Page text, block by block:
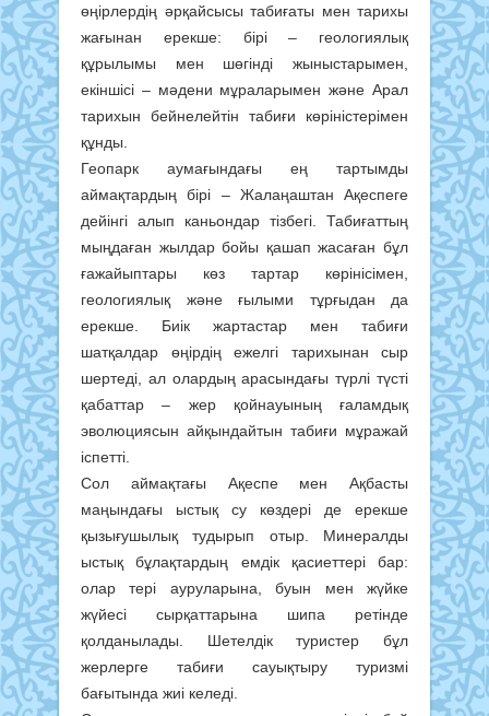
өңірлердің әрқайсысы табиғаты мен тарихы
жағынан ерекше: бірі – геологиялық
құрылымы мен шөгінді жыныстарымен,
екіншісі – мәдени мұраларымен және Арал
тарихын бейнелейтін табиғи көріністерімен
құнды.
Геопарк аумағындағы ең тартымды
аймақтардың бірі – Жалаңаштан Ақеспеге
дейінгі алып каньондар тізбегі. Табиғаттың
мыңдаған жылдар бойы қашап жасаған бұл
ғажайыптары көз тартар көрінісімен,
геологиялық және ғылыми тұрғыдан да
ерекше. Биік жартастар мен табиғи
шатқалдар өңірдің ежелгі тарихынан сыр
шертеді, ал олардың арасындағы түрлі түсті
қабаттар – жер қойнауының ғаламдық
эволюциясын айқындайтын табиғи мұражай
іспетті.
Сол аймақтағы Ақеспе мен Ақбасты
маңындағы ыстық су көздері де ерекше
қызығушылық тудырып отыр. Минералды
ыстық бұлақтардың емдік қасиеттері бар:
олар тері ауруларына, буын мен жүйке
жүйесі сырқаттарына шипа ретінде
қолданылады. Шетелдік туристер бұл
жерлерге табиғи сауықтыру туризмі
бағытында жиі келеді.